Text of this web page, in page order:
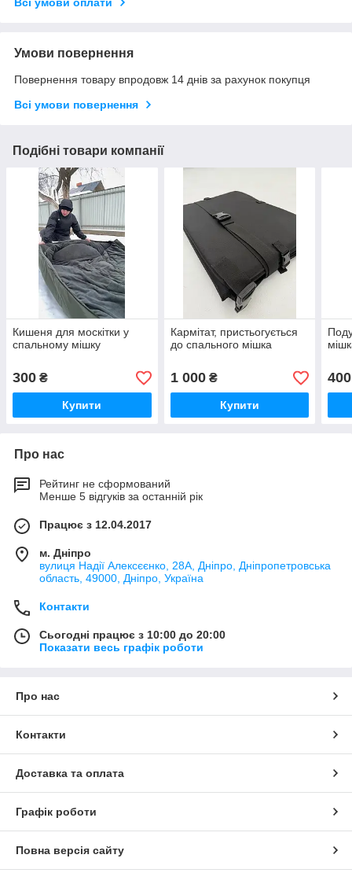
Умови повернення
Повернення товару впродовж 14 днів за рахунок покупця
Всі умови повернення
Подібні товари компанії
Кишеня для москітки у
спальному мішку
300 ₴
Купити
Кармітат, пристьогується
до спального мішка
1 000₴
Купити
400
Про нас
Рейтинг не сформований
Менше 5 відгуків за останній рік
Працює з 12.04.2017
м. Дніпро
вулиця Надії Алексєєнко, 28А, Дніпро, Дніпропетровська
область, 49000, Дніпро, Україна
Контакти
Сьогодні працює з 10:00 до 20:00
Показати весь графік роботи
Про нас
Контакти
Доставка та оплата
Графік роботи
Повна версія сайту